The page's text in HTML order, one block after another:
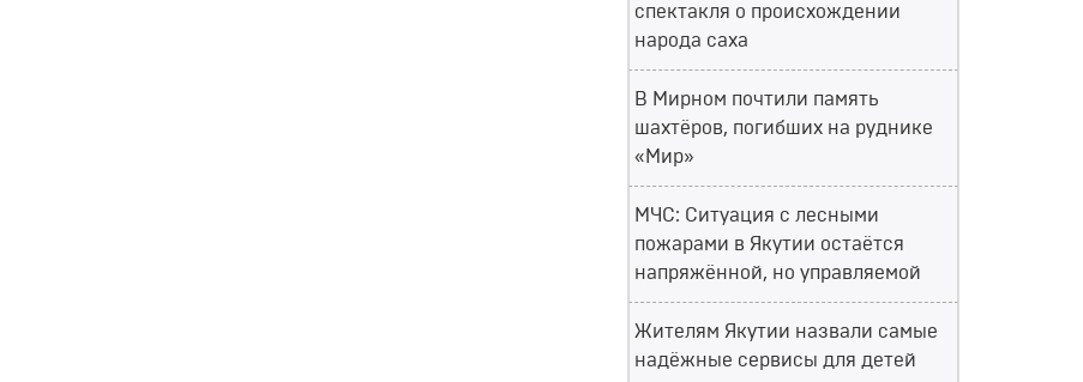
спектакля о происхождении
народа саха
В Мирном почтили память
шахтёров, погибших на руднике
«Мир»
МЧС: Ситуация с лесными
пожарами в Якутии остаётся
напряжённой, но управляемой
Жителям Якутии назвали самые
надёжные сервисы для детей